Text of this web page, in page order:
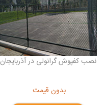
نصب کفپوش گرانولی در آذربایجان
بدون قیمت